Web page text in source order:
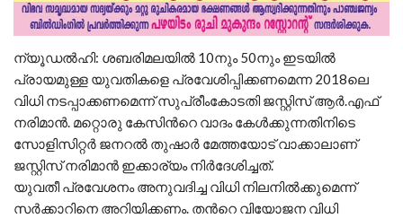
ന്യൂഡൽഹി: ശബരിമലയിൽ 10നും 50നും ഇടയിൽ
പ്രായമുള്ള യുവതികളെ പ്രവേശിപ്പിക്കണമെന്ന 2018ലെ
വിധി നടപ്പാക്കണമെന്ന് സുപ്രീംകോടതി ജസ്റ്റിസ് ആർ.എഫ്
നരിമാൻ. മറ്റൊരു കേസിന്‍റെ വാദം കേൾക്കുന്നതിനിടെ
സോളിസിറ്റർ ജനറൽ തുഷാർ മേത്തയോട് വാക്കാലാണ്
ജസ്റ്റിസ് നരിമാൻ ഇക്കാര്യം നിർദേശിച്ചത്.
യുവതീ പ്രവേശനം അനുവദിച്ച വിധി നിലനിൽക്കുമെന്ന്
സർക്കാറിനെ അറിയിക്കണം. തന്‍റെ വിയോജന വിധി